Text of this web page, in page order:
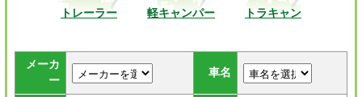
トレーラー 軽キャンパー トラキャン
メーカ
ー
車名